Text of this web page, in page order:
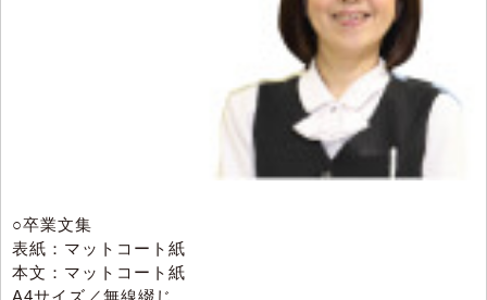
○卒業文集
表紙：マットコート紙
本文：マットコート紙